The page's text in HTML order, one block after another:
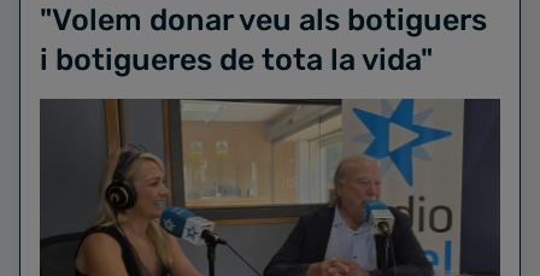
"Volem donar veu als botiguers
i botigueres de tota la vida"